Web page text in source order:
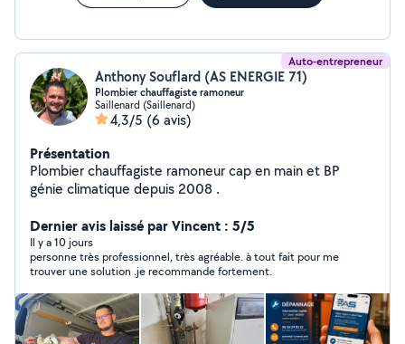
Auto-entrepreneur
Anthony Souflard (AS ENERGIE 71)
Plombier chauffagiste ramoneur
Saillenard (Saillenard)
4,3/5 (6 avis)
Présentation
Plombier chauffagiste ramoneur cap en main et BP
génie climatique depuis 2008 .
Dernier avis laissé par Vincent : 5/5
Il y a 10 jours
personne très professionnel, très agréable. à tout fait pour me
trouver une solution .je recommande fortement.